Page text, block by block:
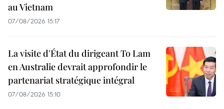
au Vietnam
07/08/2026 15:17
La visite d'État du dirigeant To Lam
en Australie devrait approfondir le
partenariat stratégique intégral
07/08/2026 15:10